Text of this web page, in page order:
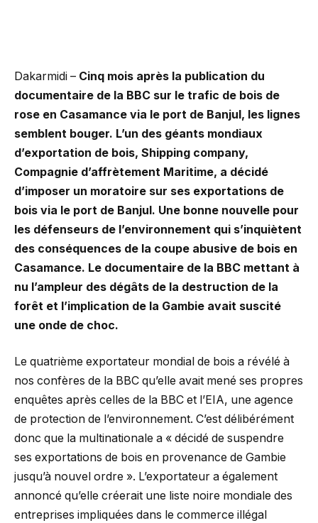
Dakarmidi – Cinq mois après la publication du
documentaire de la BBC sur le trafic de bois de
rose en Casamance via le port de Banjul, les lignes
semblent bouger. L’un des géants mondiaux
d’exportation de bois, Shipping company,
Compagnie d’affrètement Maritime, a décidé
d’imposer un moratoire sur ses exportations de
bois via le port de Banjul. Une bonne nouvelle pour
les défenseurs de l’environnement qui s’inquiètent
des conséquences de la coupe abusive de bois en
Casamance. Le documentaire de la BBC mettant à
nu l’ampleur des dégâts de la destruction de la
forêt et l’implication de la Gambie avait suscité
une onde de choc.
Le quatrième exportateur mondial de bois a révélé à
nos confères de la BBC qu’elle avait mené ses propres
enquêtes après celles de la BBC et l’EIA, une agence
de protection de l’environnement. C’est délibérément
donc que la multinationale a « décidé de suspendre
ses exportations de bois en provenance de Gambie
jusqu’à nouvel ordre ». L’exportateur a également
annoncé qu’elle créerait une liste noire mondiale des
entreprises impliquées dans le commerce illégal